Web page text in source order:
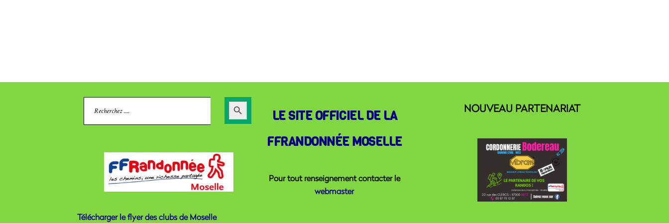
Search
Search
Button
Télécharger le flyer des clubs de Moselle
LE SITE OFFICIEL DE LA
FFRANDONNÉE MOSELLE
Pour tout renseignement contacter le
webmaster
NOUVEAU PARTENARIAT